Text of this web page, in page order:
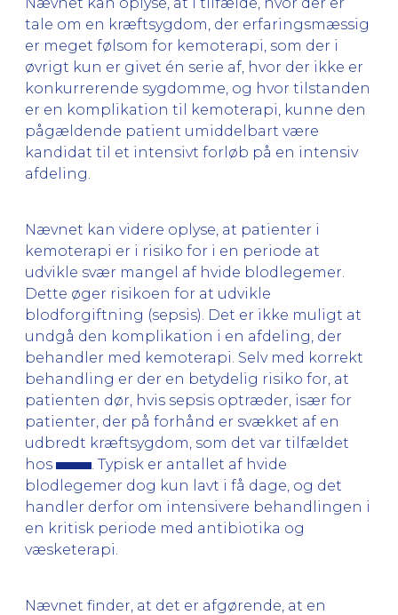
tale om en kræftsygdom, der erfaringsmæssig
er meget følsom for kemoterapi, som der i
øvrigt kun er givet én serie af, hvor der ikke er
konkurrerende sygdomme, og hvor tilstanden
er en komplikation til kemoterapi, kunne den
pågældende patient umiddelbart være
kandidat til et intensivt forløb på en intensiv
afdeling.
Nævnet kan videre oplyse, at patienter i
kemoterapi er i risiko for i en periode at
udvikle svær mangel af hvide blodlegemer.
Dette øger risikoen for at udvikle
blodforgiftning (sepsis). Det er ikke muligt at
undgå den komplikation i en afdeling, der
behandler med kemoterapi. Selv med korrekt
behandling er der en betydelig risiko for, at
patienten dør, hvis sepsis optræder, især for
patienter, der på forhånd er svækket af en
udbredt kræftsygdom, som det var tilfældet
hos
. Typisk er antallet af hvide
blodlegemer dog kun lavt i få dage, og det
handler derfor om intensivere behandlingen i
en kritisk periode med antibiotika og
væsketerapi.
Nævnet finder, at det er afgørende, at en